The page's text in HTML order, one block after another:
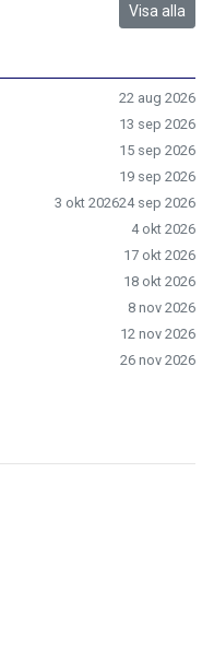
Visa alla
22 aug 2026
13 sep 2026
15 sep 2026
19 sep 2026
24 sep 2026
3 okt 2026
4 okt 2026
17 okt 2026
18 okt 2026
8 nov 2026
12 nov 2026
26 nov 2026